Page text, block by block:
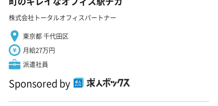
株式会社トータルオフィスパートナー
東京都 千代田区
月給27万円
派遣社員
Sponsored by